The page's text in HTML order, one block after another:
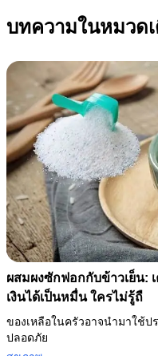
บทความในหมวด
ผสมผงซักฟอกกับข้าวเย็น:
เงินได้เป็นหมื่น ใครไม่รู้ถื
ของเหลือในครัวอาจนำมาใช้ป
ปลอดภัย